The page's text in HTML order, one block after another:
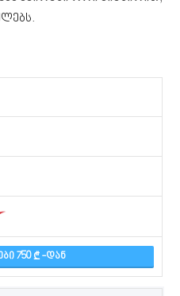
750 -ᲓᲐᲜ